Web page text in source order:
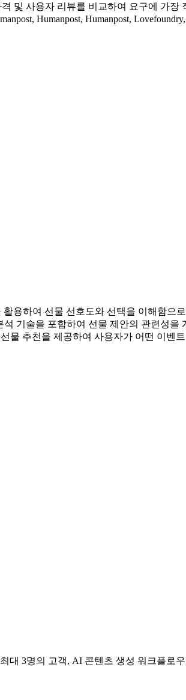
및 사용자 리뷰를 비교하여 요구에 가장
Humanpost, Humanpost,
용하여 선물 선호도와 선택을 이해함으
기술을 포함하여 선물 제안의 관련성을
물 추천을 제공하여 사용자가 어떤 이벤
3명의 고객, AI 콘텐츠 생성 워크플로